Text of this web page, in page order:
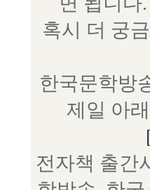
혹시 더 궁
한국문학방
제일 아
전자책 출간